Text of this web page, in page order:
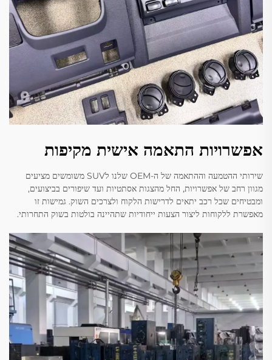
אפשרויות התאמה אישית מקיפות
שירותי ההטמעה וההתאמה של ה-OEM שלנו לSUV משומשים מציעים
מגוון רחב של אפשרויות, החל מהצגות אסתטיות ועד שיפורים בביצועים,
ומבטיחים שכל רכב יתאים לדרישות הלקוח ולצרכים השוק. גמישות זו
מאפשרת ללקוחות ליצור הצעות ייחודיות שתהיינה בולטות בשוק התחרותי.